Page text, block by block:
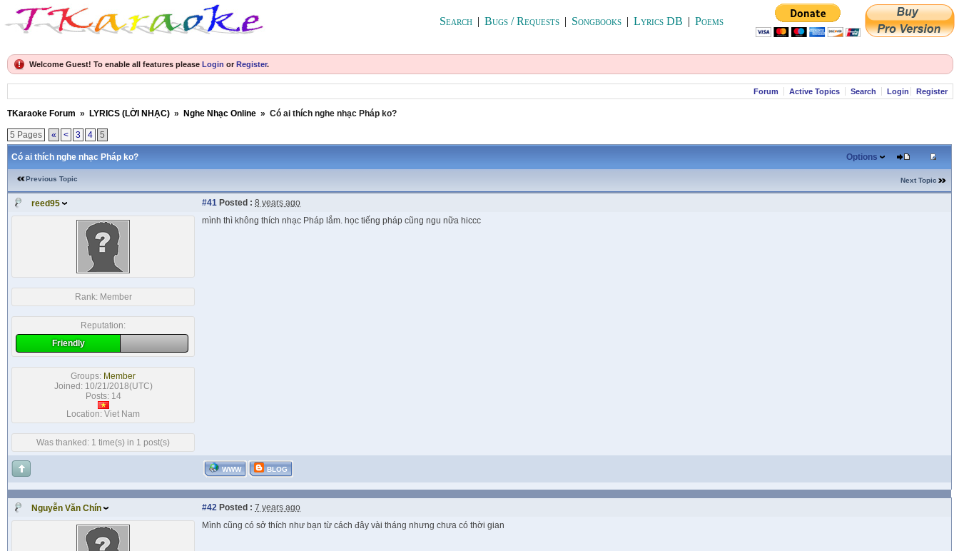
Search | Bugs / Requests | Songbooks | Lyrics DB | Poems
Welcome Guest! To enable all features please Login or Register.
Forum Active Topics Search Login Register
TKaraoke Forum » LYRICS (LỜI NHẠC) » Nghe Nhạc Online » Có ai thích nghe nhạc Pháp ko?
5 Pages « < 3 4 5
Có ai thích nghe nhạc Pháp ko? Options
Previous Topic Next Topic
reed95 #41 Posted : 8 years ago
Rank: Member
Reputation:
Friendly
Groups: Member
Joined: 10/21/2018(UTC)
Posts: 14
Location: Viet Nam
Was thanked: 1 time(s) in 1 post(s)
mình thì không thích nhạc Pháp lắm. học tiếng pháp cũng ngu nữa hiccc
WWW BLOG
Nguyễn Văn Chín #42 Posted : 7 years ago
Mình cũng có sở thích như bạn từ cách đây vài tháng nhưng chưa có thời gian